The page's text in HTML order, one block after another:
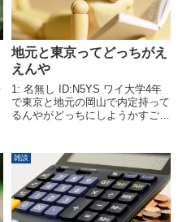
地元と東京ってどっちがえ
えんや
1: 名無し ID:N5YS ワイ大学4年
で東京と地元の岡山で内定持って
るんやがどっちにしようかすごく
雑談